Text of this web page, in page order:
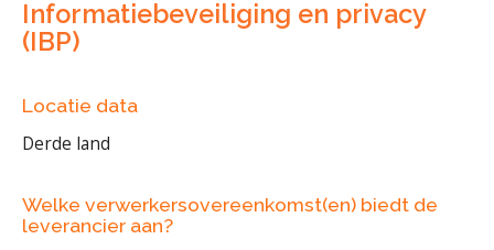
Informatiebeveiliging en privacy
(IBP)
Locatie data
Derde land
Welke verwerkersovereenkomst(en) biedt de
leverancier aan?